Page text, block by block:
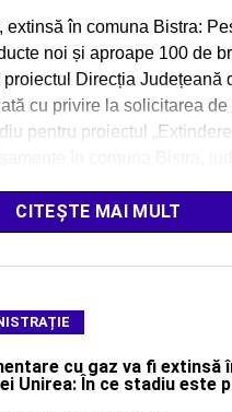
extinsă în comuna Bistra:
noi și aproape 100 de
proiectul Direcția Județeană
cu privire la solicitarea de
pentru proiectul
CITEȘTE MAI MULT
cu gaz va fi extinsă
Unirea: În ce stadiu este